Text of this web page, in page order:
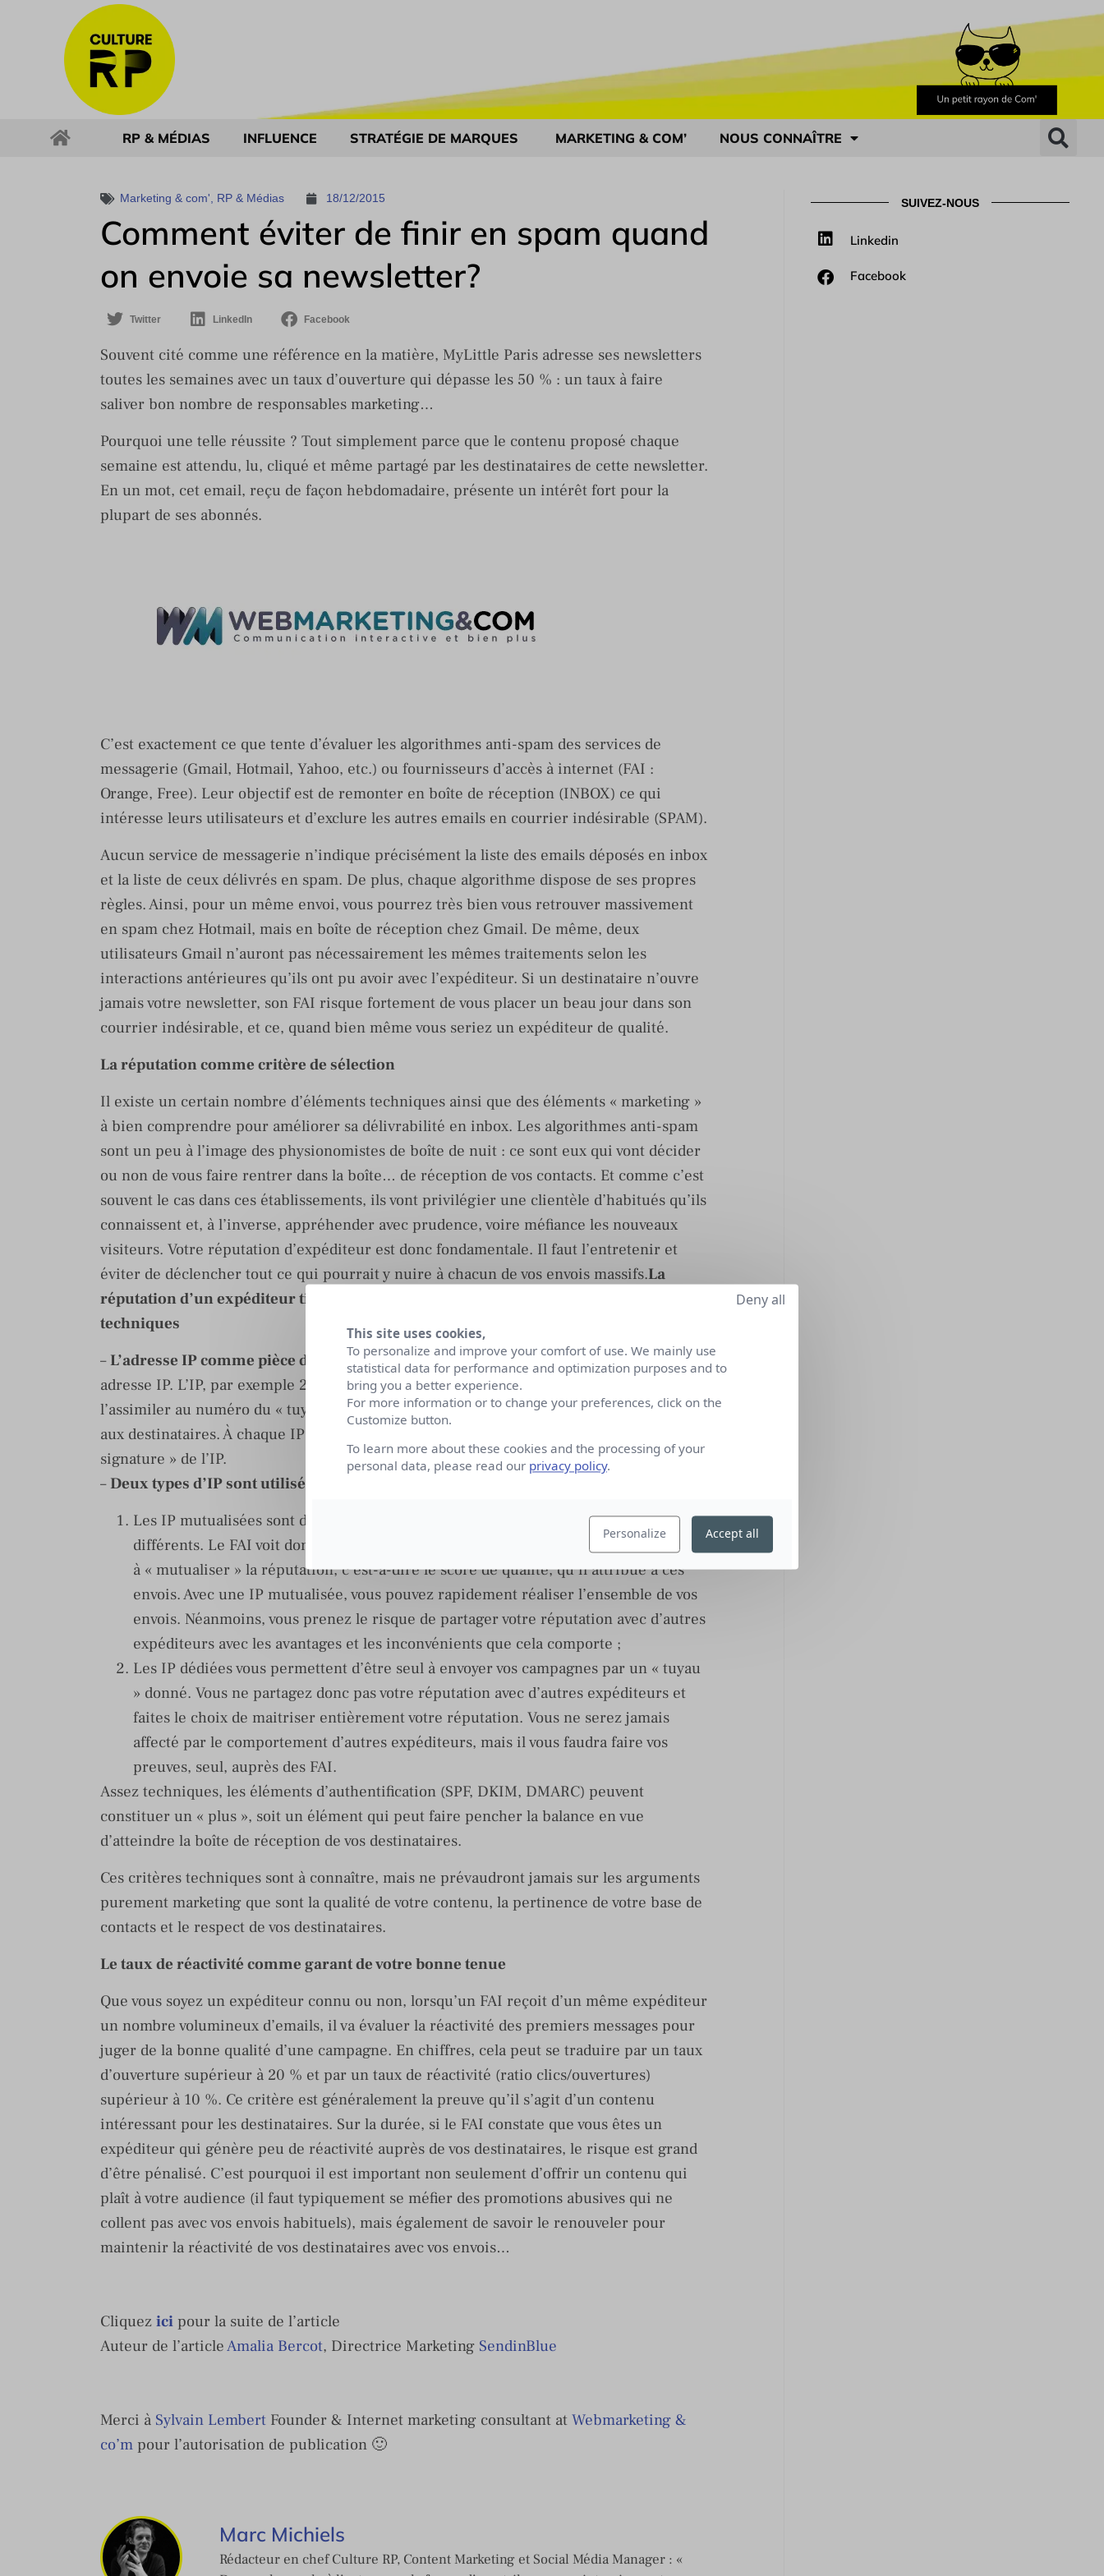
RP & MÉDIAS INFLUENCE STRATÉGIE DE MARQUES MARKETING & COM’ NOUS CONNAÎTRE
Marketing & com' RP & Médias 18/12/2015
Comment éviter de finir en spam quand
on envoie sa newsletter?
Twitter LinkedIn Facebook
Souvent cité comme une référence en la matière, MyLittle Paris adresse ses newsletters
toutes les semaines avec un taux d’ouverture qui dépasse les 50 % : un taux à faire
saliver bon nombre de responsables marketing…
Pourquoi une telle réussite ? Tout simplement parce que le contenu proposé chaque
semaine est attendu, lu, cliqué et même partagé par les destinataires de cette newsletter.
En un mot, cet email, reçu de façon hebdomadaire, présente un intérêt fort pour la
plupart de ses abonnés.
C’est exactement ce que tente d’évaluer les algorithmes anti-spam des services de
messagerie (Gmail, Hotmail, Yahoo, etc.) ou fournisseurs d’accès à internet (FAI :
Orange, Free). Leur objectif est de remonter en boîte de réception (INBOX) ce qui
intéresse leurs utilisateurs et d’exclure les autres emails en courrier indésirable (SPAM).
Aucun service de messagerie n’indique précisément la liste des emails déposés en inbox
et la liste de ceux délivrés en spam. De plus, chaque algorithme dispose de ses propres
règles. Ainsi, pour un même envoi, vous pourrez très bien vous retrouver massivement
en spam chez Hotmail, mais en boîte de réception chez Gmail. De même, deux
utilisateurs Gmail n’auront pas nécessairement les mêmes traitements selon les
interactions antérieures qu’ils ont pu avoir avec l’expéditeur. Si un destinataire n’ouvre
jamais votre newsletter, son FAI risque fortement de vous placer un beau jour dans son
courrier indésirable, et ce, quand bien même vous seriez un expéditeur de qualité.
La réputation comme critère de sélection
Il existe un certain nombre d’éléments techniques ainsi que des éléments « marketing »
à bien comprendre pour améliorer sa délivrabilité en inbox. Les algorithmes anti-spam
sont un peu à l’image des physionomistes de boîte de nuit : ce sont eux qui vont décider
ou non de vous faire rentrer dans la boîte… de réception de vos contacts. Et comme c’est
souvent le cas dans ces établissements, ils vont privilégier une clientèle d’habitués qu’ils
connaissent et, à l’inverse, appréhender avec prudence, voire méfiance les nouveaux
visiteurs. Votre réputation d’expéditeur est donc fondamentale. Il faut l’entretenir et
éviter de déclencher tout ce qui pourrait y nuire à chacun de vos envois massifs.La
réputation d’un expéditeur tient tout d’abord à un certain nombre d’éléments
techniques
–L’adresse IP comme pièce d’identité. Chaque campagne est envoyée à partir d’une
adresse IP. L’IP, par exemple 212.85.150.133, est un numéro identifiant. On peut
l’assimiler au numéro du « tuyau » par lequel les emails vont passer pour être envoyés
aux destinataires. À chaque IP est associé un nom de domaine qui fait office de «
signature » de l’IP.
–Deux types d’IP sont utilisés pour le routage
Les IP mutualisées sont des « tuyaux » communs partagés par des expéditeurs
différents. Le FAI voit donc arriver des campagnes par le même tuyau et a tendance
à « mutualiser » la réputation, c’est-à-dire le score de qualité, qu’il attribue à ces
envois. Avec une IP mutualisée, vous pouvez rapidement réaliser l’ensemble de vos
envois. Néanmoins, vous prenez le risque de partager votre réputation avec d’autres
expéditeurs avec les avantages et les inconvénients que cela comporte ;
Les IP dédiées vous permettent d’être seul à envoyer vos campagnes par un « tuyau
» donné. Vous ne partagez donc pas votre réputation avec d’autres expéditeurs et
faites le choix de maitriser entièrement votre réputation. Vous ne serez jamais
affecté par le comportement d’autres expéditeurs, mais il vous faudra faire vos
preuves, seul, auprès des FAI.
Assez techniques, les éléments d’authentification (SPF, DKIM, DMARC) peuvent
constituer un « plus », soit un élément qui peut faire pencher la balance en vue
d’atteindre la boîte de réception de vos destinataires.
Ces critères techniques sont à connaître, mais ne prévaudront jamais sur les arguments
purement marketing que sont la qualité de votre contenu, la pertinence de votre base de
contacts et le respect de vos destinataires.
Le taux de réactivité comme garant de votre bonne tenue
Que vous soyez un expéditeur connu ou non, lorsqu’un FAI reçoit d’un même expéditeur
un nombre volumineux d’emails, il va évaluer la réactivité des premiers messages pour
juger de la bonne qualité d’une campagne. En chiffres, cela peut se traduire par un taux
d’ouverture supérieur à 20 % et par un taux de réactivité (ratio clics/ouvertures)
supérieur à 10 %. Ce critère est généralement la preuve qu’il s’agit d’un contenu
intéressant pour les destinataires. Sur la durée, si le FAI constate que vous êtes un
expéditeur qui génère peu de réactivité auprès de vos destinataires, le risque est grand
d’être pénalisé. C’est pourquoi il est important non seulement d’offrir un contenu qui
plaît à votre audience (il faut typiquement se méfier des promotions abusives qui ne
collent pas avec vos envois habituels), mais également de savoir le renouveler pour
maintenir la réactivité de vos destinataires avec vos envois…
Cliquez ici pour la suite de l’article
Auteur de l’articleAmalia Bercot, Directrice Marketing SendinBlue
Merci à Sylvain Lembert Founder & Internet marketing consultant at Webmarketing &
co’m pour l’autorisation de publication 🙂
Marc Michiels
Rédacteur en chef Culture RP, Content Marketing et Social Média Manager : «
SUIVEZ-NOUS
Linkedin
Facebook
This site uses cookies,
To personalize and improve your comfort of use. We mainly use
statistical data for performance and optimization purposes and to
bring you a better experience.
For more information or to change your preferences, click on the
Customize button.
To learn more about these cookies and the processing of your
personal data, please read our privacy policy.
Personalize
Deny all
Accept all